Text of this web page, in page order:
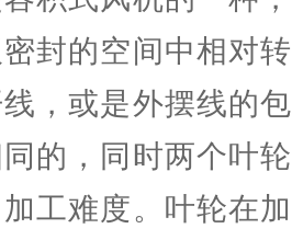
封的空间中相对
，或是外摆线的
的，同时两个叶
工难度。叶轮在